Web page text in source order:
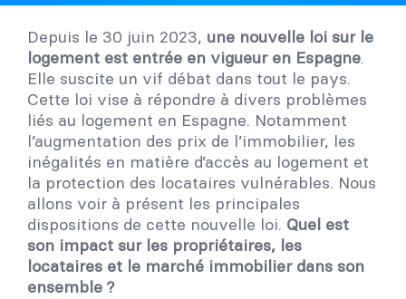
Depuis le 30 juin 2023, une nouvelle loi sur le
logement est entrée en vigueur en Espagne.
Elle suscite un vif débat dans tout le pays.
Cette loi vise à répondre à divers problèmes
liés au logement en Espagne. Notamment
l’augmentation des prix de l’immobilier, les
inégalités en matière d’accès au logement et
la protection des locataires vulnérables. Nous
allons voir à présent les principales
dispositions de cette nouvelle loi. Quel est
son impact sur les propriétaires, les
locataires et le marché immobilier dans son
ensemble ?